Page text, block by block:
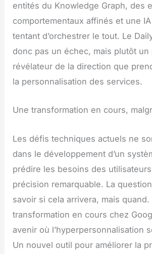
entités du Knowledge Graph, des
comportementaux affinés et une
tentant d’orchestrer le tout. Le
donc pas un échec, mais plutôt un
révélateur de la direction que
la personnalisation des services.
Une transformation en cours,
Les défis techniques actuels ne
dans le développement d’un
prédire les besoins des
précision remarquable. La
savoir si cela arrivera, mais quand.
transformation en cours chez
avenir où l’hyperpersonnalisation
Un nouvel outil pour améliorer la